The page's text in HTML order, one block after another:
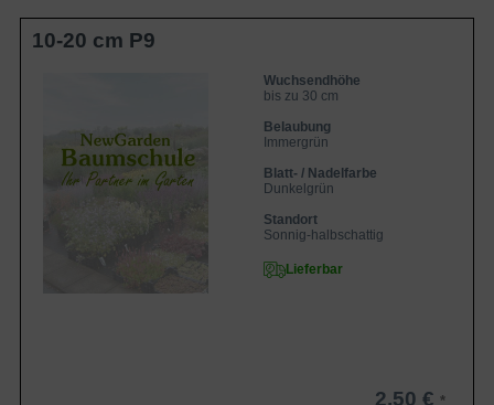
Wuchs
Zwergstrauch, breit aufrecht, dichtbuschig
Blatt
Immergrün, eiförmig bis elliptisch, am
Ende zugespitzt, gesägter Rand,
dunkelgrün glänzend, heller genervt, im
Herbst orangerot bis braunrot, bis zu 5 cm
lang
Verzehr geeignet
Unscheinbar, grünweißlich, ca. 1 cm breit
Grünbraun
10-20 cm P9
Wuchsendhöhe
bis zu 30 cm
Belaubung
Immergrün
Blatt- / Nadelfarbe
Dunkelgrün
Standort
Sonnig-halbschattig
Lieferbar
2,50 €